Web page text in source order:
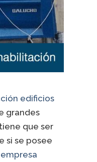
edificios
grandes
que ser
si se posee
empresa